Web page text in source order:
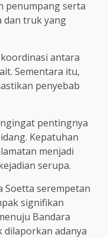
penumpang serta
dan truk yang
antara
Sementara itu,
penyebab
pentingnya
Kepatuhan
menjadi
serupa.
Soetta serempetan
signifikan
Bandara
dilaporkan adanya